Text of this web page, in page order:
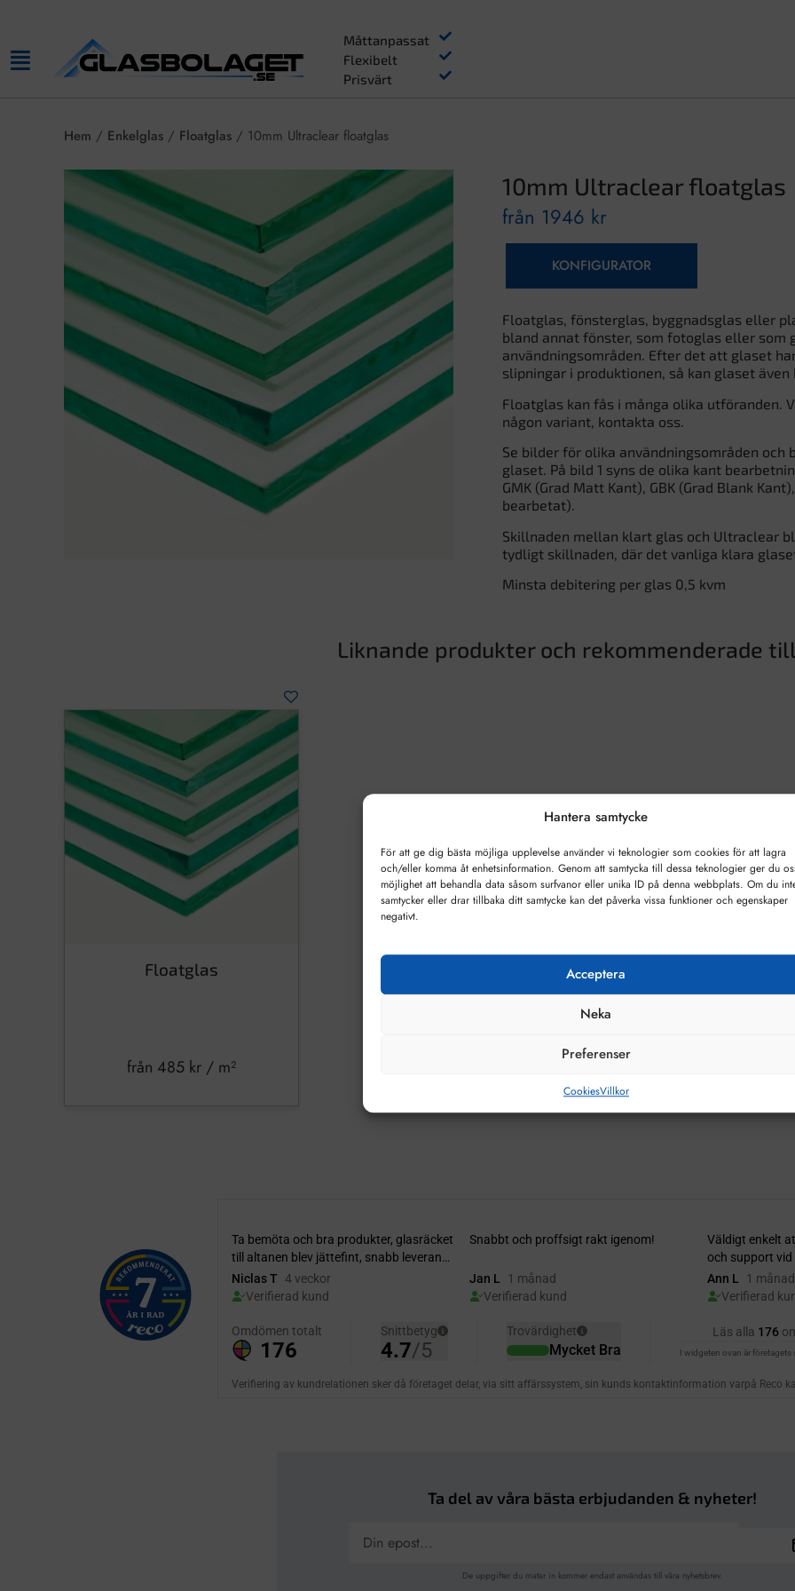
Hantera samtycke
För att ge dig bästa möjliga upplevelse använder vi teknologier som cookies för att lagra
och/eller komma åt enhetsinformation. Genom att samtycka till dessa teknologier ger du
möjlighet att behandla data såsom surfvanor eller unika ID på denna webbplats. Om du
samtycker eller drar tillbaka ditt samtycke kan det påverka vissa funktioner och egenskaper
negativt.
Acceptera
Neka
Preferenser
CookiesVillkor
Måttanpassat
Flexibelt
Prisvärt
Hem / Enkelglas / Floatglas / 10mm Ultraclear floatglas
10mm Ultraclear floatglas
från 1946 kr
KONFIGURATOR
Floatglas, fönsterglas, byggnadsglas eller
bland annat fönster, som fotoglas eller
användningsområden. Efter det att glaset
slipningar i produktionen, så kan glaset
Floatglas kan fås i många olika utföranden.
någon variant, kontakta oss.
Se bilder för olika användningsområden
glaset. På bild 1 syns de olika kant
GMK (Grad Matt Kant), GBK (Grad Blank
bearbetat).
Skillnaden mellan klart glas och Ultraclear
tydligt skillnaden, där det vanliga klara
Minsta debitering per glas 0,5 kvm
Liknande produkter och rekommenderade
Floatglas
från 485 kr/ m²
Ta del av våra bästa erbjudanden & nyheter!
De uppgifter du matar in kommer endast användas till våra nyhetsbrev.